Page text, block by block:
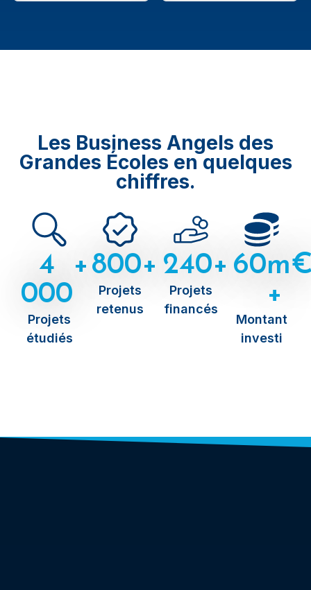
Les Business Angels des
Grandes Écoles en quelques
chiffres.
4
000
+
Projets
étudiés
800+
Projets
retenus
240+
Projets
financés
60
+
Montant
investi